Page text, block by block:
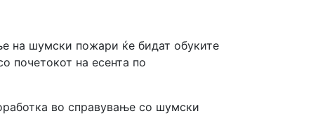
на шумски пожари ќе бидат обуките
почетокот на есента по
во справување со шумски